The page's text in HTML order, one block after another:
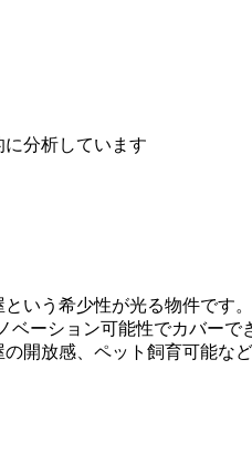
分析しています
いう希少性が光る物件です
ベーション可能性でカバー
開放感、ペット飼育可能な